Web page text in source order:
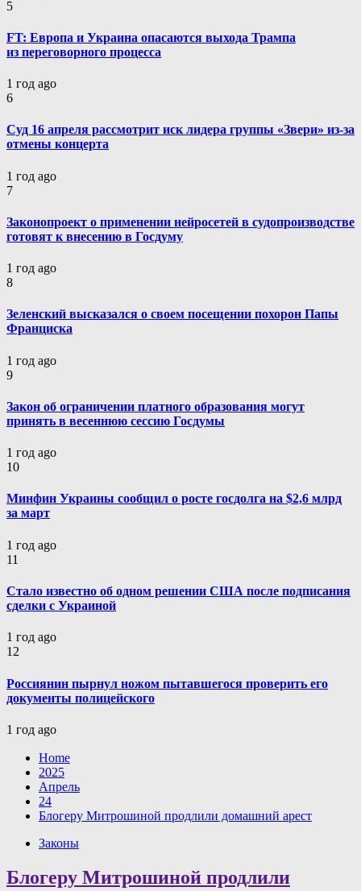
5
FT: Европа и Украина опасаются выхода Трампа
из переговорного процесса
1 год ago
6
Суд 16 апреля рассмотрит иск лидера группы «Звери» из-за
отмены концерта
1 год ago
7
Законопроект о применении нейросетей в судопроизводстве
готовят к внесению в Госдуму
1 год ago
8
Зеленский высказался о своем посещении похорон Папы
Франциска
1 год ago
9
Закон об ограничении платного образования могут
принять в весеннюю сессию Госдумы
1 год ago
10
Минфин Украины сообщил о росте госдолга на $2,6 млрд
за март
1 год ago
11
Стало известно об одном решении США после подписания
сделки с Украиной
1 год ago
12
Россиянин пырнул ножом пытавшегося проверить его
документы полицейского
1 год ago
Home
2025
Апрель
24
Блогеру Митрошиной продлили домашний арест
Законы
Блогеру Митрошиной продлили